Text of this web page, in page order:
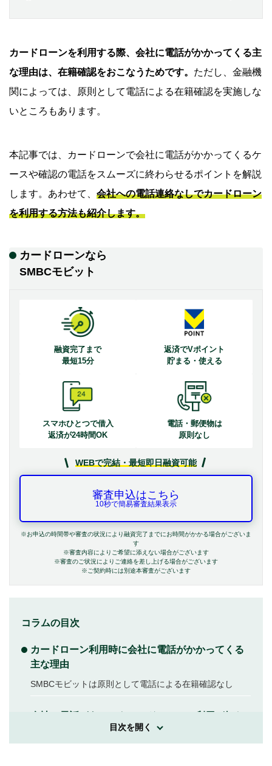
カードローンを利用する際、会社に電話がかかってくる主
な理由は、在籍確認をおこなうためです。 ただし、金融機
関によっては、原則として電話による在籍確認を実施しな
いところもあります。
本記事では、カードローンで会社に電話がかかってくるケ
ースや確認の電話をスムーズに終わらせるポイントを解説
します。あわせて、 会社への電話連絡なしでカードローン
を利用する方法も紹介します。
カードローンなら
SMBCモビット
融資完了まで
最短15分
返済でVポイント
貯まる・使える
スマホひとつで借入
返済が24時間OK
電話・郵便物は
原則なし
WEBで完結・最短即日融資可能
審査申込はこちら
10秒で簡易審査結果表示
※お申込の時間帯や審査の状況により融資完了までにお時間がかかる場合がございま
す
※審査内容によりご希望に添えない場合がございます
※審査のご状況によりご連絡を差し上げる場合がございます
※ご契約時には別途本審査がございます
コラムの目次
カードローン利用時に会社に電話がかかってくる
主な理由
SMBCモビットは原則として電話による在籍確認なし
目次を開く